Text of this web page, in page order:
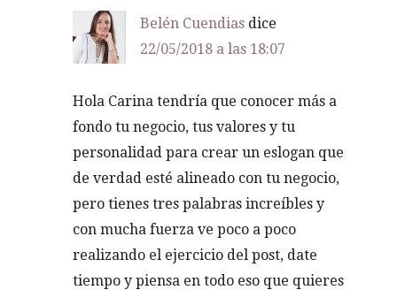
Belén Cuendias dice
22/05/2018 a las 18:07
Hola Carina tendría que conocer más a
fondo tu negocio, tus valores y tu
personalidad para crear un eslogan que
de verdad esté alineado con tu negocio,
pero tienes tres palabras increíbles y
con mucha fuerza ve poco a poco
realizando el ejercicio del post, date
tiempo y piensa en todo eso que quieres